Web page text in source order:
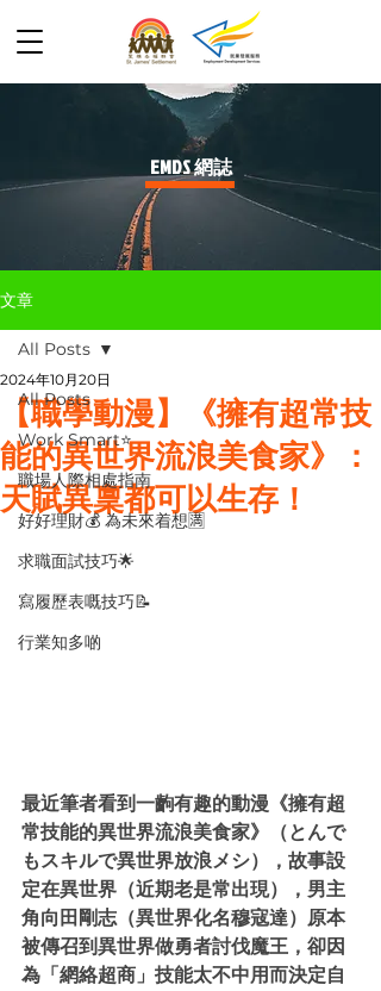
​EMDS 網誌
文章
All Posts
Work Smart⭐️
職場人際相處指南
好好理財💰 為未來着想🈵
求職面試技巧🌟
寫履歷表嘅技巧📝
行業知多啲
All Posts
【職學動漫】《擁有超常技
能的異世界流浪美食家》：
天賦異稟都可以生存！
2024年10月20日
最近筆者看到一齣有趣的動漫《擁有超
常技能的異世界流浪美食家》（とんで
もスキルで異世界放浪メシ），故事設
定在異世界（近期老是常出現），男主
角向田剛志（異世界化名穆寇達）原本
被傳召到異世界做勇者討伐魔王，卻因
為「網絡超商」技能太不中用而決定自